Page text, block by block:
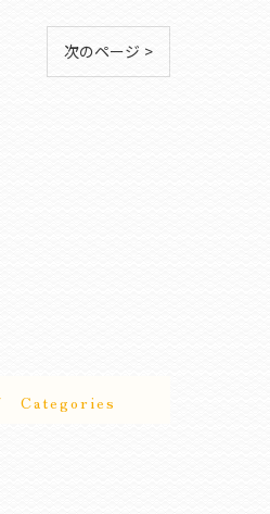
次のページ >
Categories